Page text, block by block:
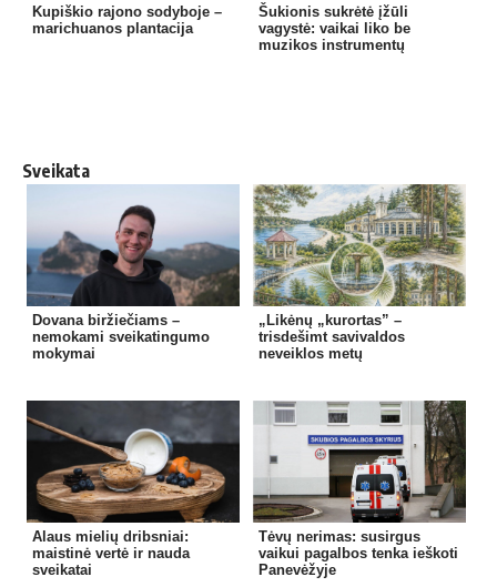
Kupiškio rajono sodyboje –
marichuanos plantacija
Šukionis sukrėtė įžūli
vagystė: vaikai liko be
muzikos instrumentų
Sveikata
Dovana biržiečiams –
nemokami sveikatingumo
mokymai
„Likėnų „kurortas” –
trisdešimt savivaldos
neveiklos metų
Alaus mielių dribsniai:
maistinė vertė ir nauda
sveikatai
Tėvų nerimas: susirgus
vaikui pagalbos tenka ieškoti
Panevėžyje